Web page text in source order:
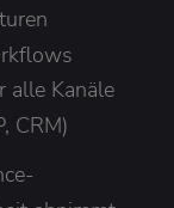
alle Kanäle
CRM)